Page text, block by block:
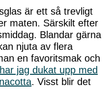
är ett så trevligt
maten. Särskilt efter
Blandar gärna
njuta av flera
en favoritsmak och
jag dukat upp med
. Visst blir det